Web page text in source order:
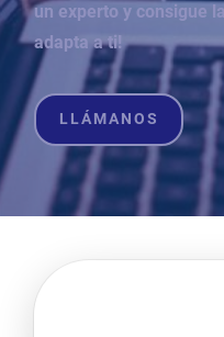
un experto y consigue
adapta a ti!
LLÁMANOS